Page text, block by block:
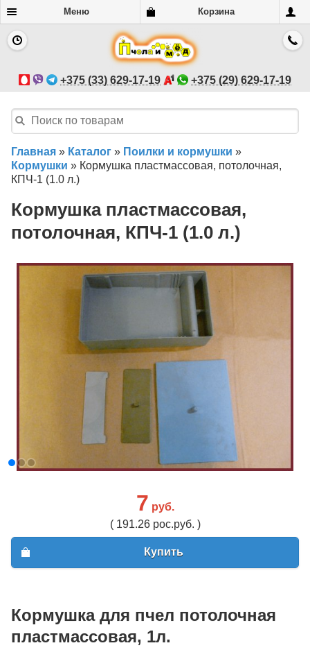
Меню Корзина
+375 (33) 629-17-19 +375 (29) 629-17-19
Главная » Каталог » Поилки и кормушки »
Кормушки » Кормушка пластмассовая, потолочная,
КПЧ-1 (1.0 л.)
Кормушка пластмассовая,
потолочная, КПЧ-1 (1.0 л.)
7 руб.
( 191.26 рос.руб. )
Купить
Кормушка для пчел потолочная
пластмассовая, 1л.